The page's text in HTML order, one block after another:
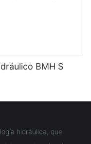
BMH S
hidráulica, que